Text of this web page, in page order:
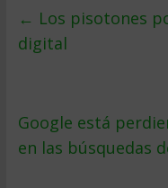
← Los pisotones
digital
Google está
en las búsquedas